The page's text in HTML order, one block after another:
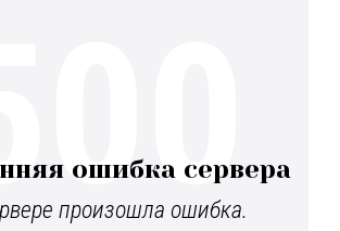
ошибка сервера
произошла ошибка.